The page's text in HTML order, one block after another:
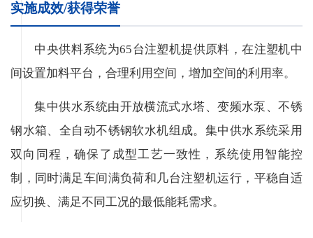
实施成效/获得荣誉
中央供料系统为65台注塑机提供原料，在注塑机中
间设置加料平台，合理利用空间，增加空间的利用率。
集中供水系统由开放横流式水塔、变频水泵、不锈
钢水箱、全自动不锈钢软水机组成。集中供水系统采用
双向同程，确保了成型工艺一致性，系统使用智能控
制，同时满足车间满负荷和几台注塑机运行，平稳自适
应切换、满足不同工况的最低能耗需求。